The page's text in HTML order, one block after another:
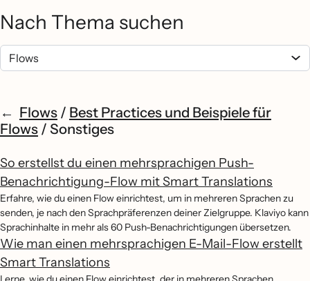
Nach Thema suchen
Flows / Best Practices und Beispiele für
Flows / Sonstiges
So erstellst du einen mehrsprachigen Push-
Benachrichtigung-Flow mit Smart Translations
Erfahre, wie du einen Flow einrichtest, um in mehreren Sprachen zu
senden, je nach den Sprachpräferenzen deiner Zielgruppe. Klaviyo kann
Sprachinhalte in mehr als 60 Push-Benachrichtigungen übersetzen.
Wie man einen mehrsprachigen E-Mail-Flow erstellt
Smart Translations